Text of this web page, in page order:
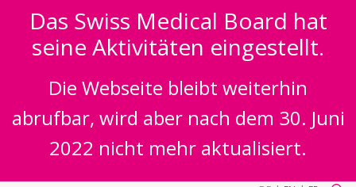
Das Swiss Medical Board hat
seine Aktivitäten eingestellt.
Die Webseite bleibt weiterhin
abrufbar, wird aber nach dem 30. Juni
2022 nicht mehr aktualisiert.